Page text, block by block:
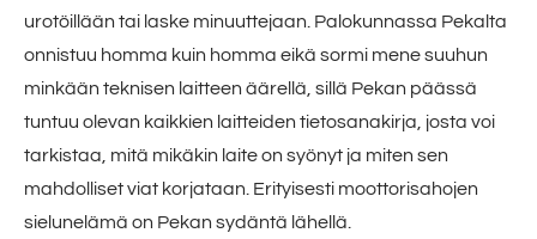
urotöillään tai laske minuuttejaan. Palokunnassa Pekalta
onnistuu homma kuin homma eikä sormi mene suuhun
minkään teknisen laitteen äärellä, sillä Pekan päässä
tuntuu olevan kaikkien laitteiden tietosanakirja, josta voi
tarkistaa, mitä mikäkin laite on syönyt ja miten sen
mahdolliset viat korjataan. Erityisesti moottorisahojen
sielunelämä on Pekan sydäntä lähellä.